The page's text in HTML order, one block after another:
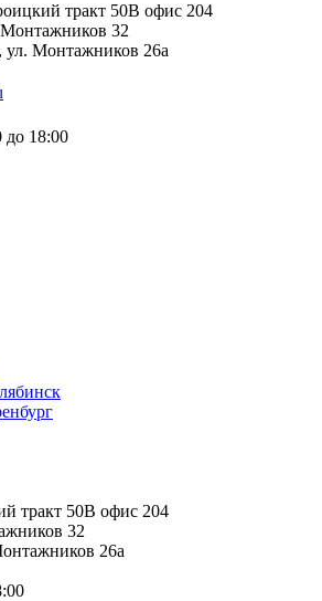
тракт 50В офис 204
Монтажников 32
ул. Монтажников 26а
до 18:00
тракт 50В офис 204
32
26а